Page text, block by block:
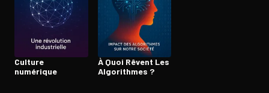
Culture
numérique
À Quoi Rêvent Les
Algorithmes ?